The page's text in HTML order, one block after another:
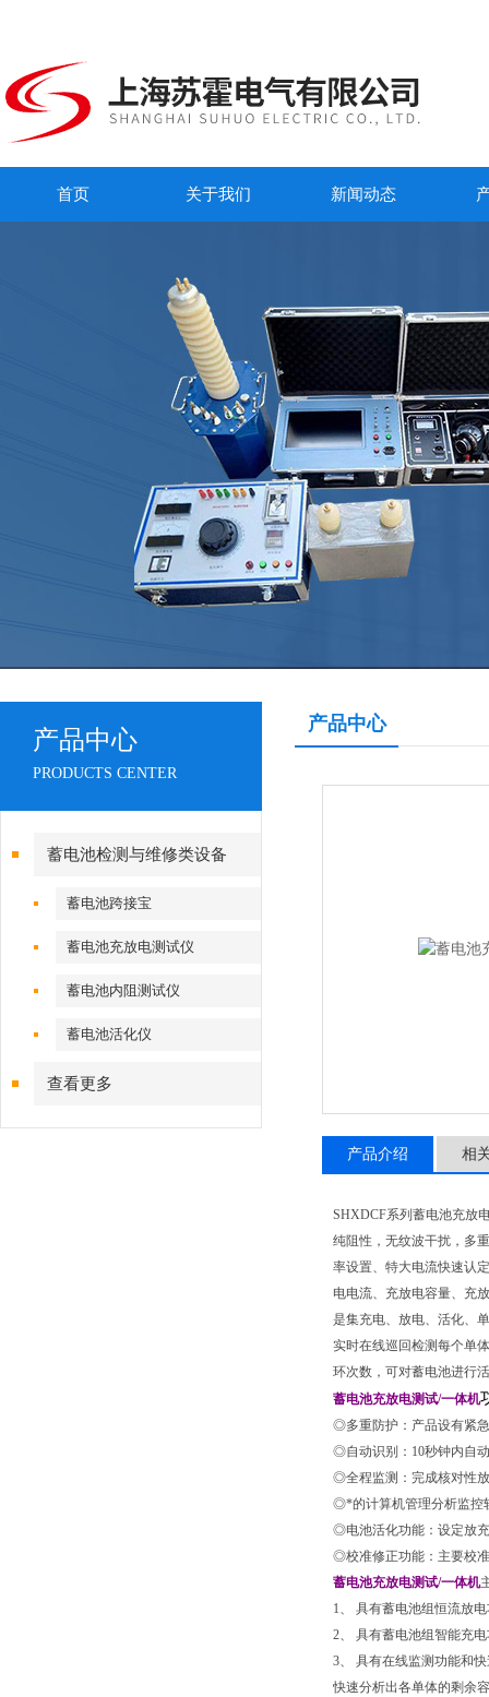
首页 关于我们 新闻动态
产品中心
PRODUCTS CENTER
蓄电池检测与维修类设备
蓄电池跨接宝
蓄电池充放电测试仪
蓄电池内阻测试仪
蓄电池活化仪
查看更多
产品中心
产品介绍 相
SHXDCF系列蓄电池充放
纯阻性，无纹波干扰，多
率设置、特大电流快速认
电电流、充放电容量、充
是集充电、放电、活化、
实时在线巡回检测每个单
环次数，可对蓄电池进行
蓄电池充放电测试/一体机
◎多重防护：产品设有紧
◎自动识别：10秒钟内自
◎全程监测：完成核对性
◎*的计算机管理分析监控
◎电池活化功能：设定放
◎校准修正功能：主要校
蓄电池充放电测试/一体机
1、 具有蓄电池组恒流放
2、 具有蓄电池组智能充
3、 具有在线监测功能和
快速分析出各单体的剩余